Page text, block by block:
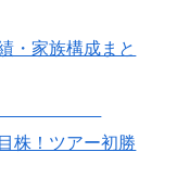
・家族構成まと
株！ツアー初勝